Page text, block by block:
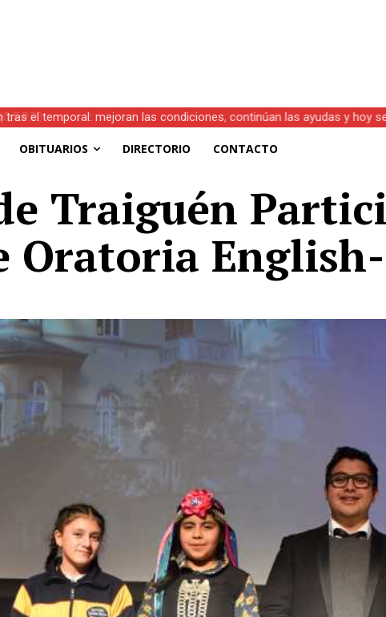
tras el temporal: mejoran las condiciones, continúan las ayudas y hoy
OBITUARIOS DIRECTORIO CONTACTO
Traiguén
Oratoria